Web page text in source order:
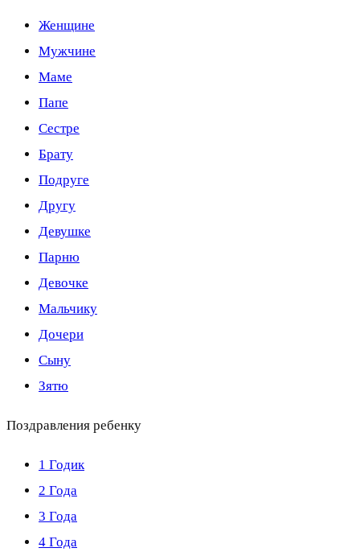
Женщине
Мужчине
Маме
Папе
Сестре
Брату
Подруге
Другу
Девушке
Парню
Девочке
Мальчику
Дочери
Сыну
Зятю
Поздравления ребенку
1 Годик
2 Года
3 Года
4 Года